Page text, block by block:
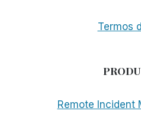
Termos
Remote Incident